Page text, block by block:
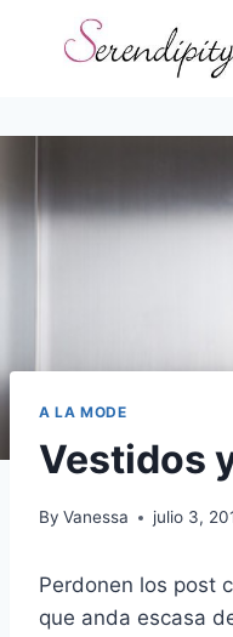
A LA MODE
Vestidos
By Vanessa julio 3,
Perdonen los post
que anda escasa